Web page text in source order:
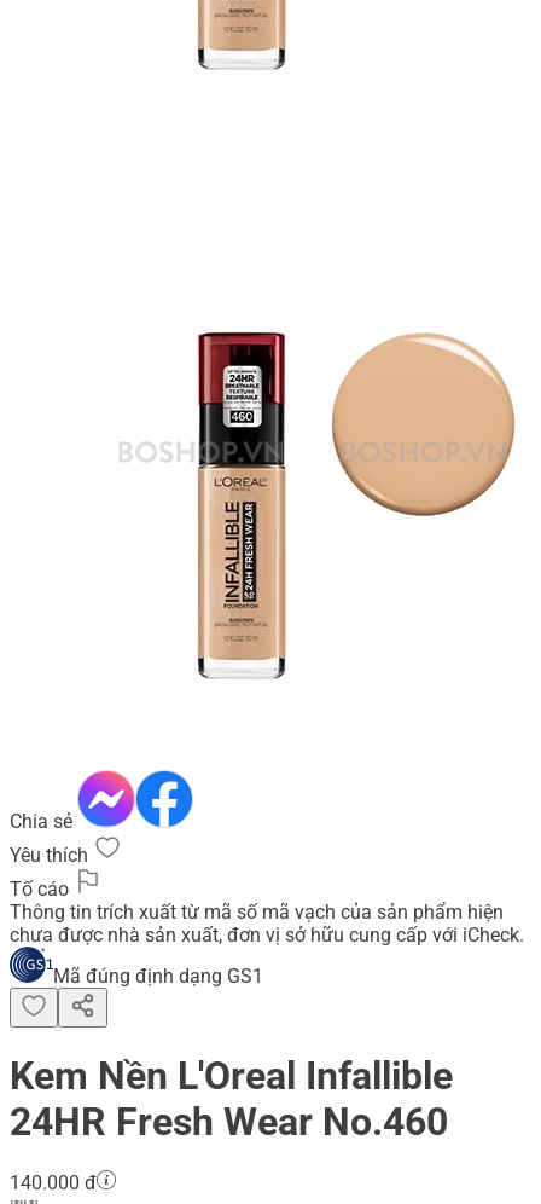
Chia sẻ
Yêu thích
Tố cáo
Thông tin trích xuất từ mã số mã vạch của sản phẩm hiện
chưa được nhà sản xuất, đơn vị sở hữu cung cấp với iCheck.
Mã đúng định dạng GS1
Kem Nền L'Oreal Infallible
24HR Fresh Wear No.460
140.000 đ